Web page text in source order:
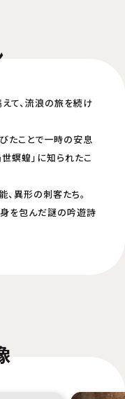
て、流浪の旅を続け
たことで一時の安息
螟蝗」に知られたこ
異形の刺客たち。
を包んだ謎の吟遊詩